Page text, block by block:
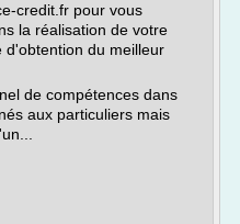
credit.fr pour vous
la réalisation de votre
d'obtention du meilleur
de compétences dans
aux particuliers mais